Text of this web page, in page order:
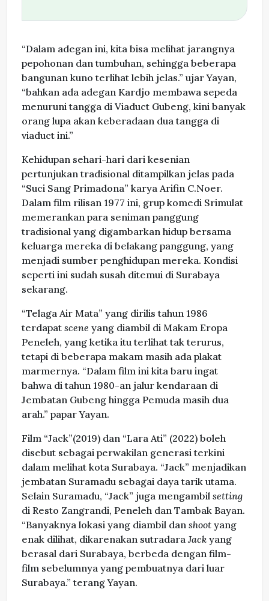
“Dalam adegan ini, kita bisa melihat jarangnya
pepohonan dan tumbuhan, sehingga beberapa
bangunan kuno terlihat lebih jelas.” ujar Yayan,
“bahkan ada adegan Kardjo membawa sepeda
menuruni tangga di Viaduct Gubeng, kini banyak
orang lupa akan keberadaan dua tangga di
viaduct ini.”
Kehidupan sehari-hari dari kesenian
pertunjukan tradisional ditampilkan jelas pada
“Suci Sang Primadona” karya Arifin C.Noer.
Dalam film rilisan 1977 ini, grup komedi Srimulat
memerankan para seniman panggung
tradisional yang digambarkan hidup bersama
keluarga mereka di belakang panggung, yang
menjadi sumber penghidupan mereka. Kondisi
seperti ini sudah susah ditemui di Surabaya
sekarang.
“Telaga Air Mata” yang dirilis tahun 1986
terdapat scene yang diambil di Makam Eropa
Peneleh, yang ketika itu terlihat tak terurus,
tetapi di beberapa makam masih ada plakat
marmernya. “Dalam film ini kita baru ingat
bahwa di tahun 1980-an jalur kendaraan di
Jembatan Gubeng hingga Pemuda masih dua
arah.” papar Yayan.
Film “Jack”(2019) dan “Lara Ati” (2022) boleh
disebut sebagai perwakilan generasi terkini
dalam melihat kota Surabaya. “Jack” menjadikan
jembatan Suramadu sebagai daya tarik utama.
Selain Suramadu, “Jack” juga mengambil setting
di Resto Zangrandi, Peneleh dan Tambak Bayan.
“Banyaknya lokasi yang diambil dan shoot yang
enak dilihat, dikarenakan sutradaraJack yang
berasal dari Surabaya, berbeda dengan film-
film sebelumnya yang pembuatnya dari luar
Surabaya.” terang Yayan.